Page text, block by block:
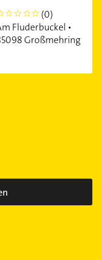
(0)
Fluderbuckel •
Großmehring